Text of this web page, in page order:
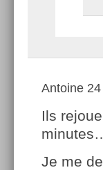
Antoine
Ils
Je me